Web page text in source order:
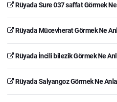
Rüyada Sure 037 saffat Görmek
Rüyada Mücevherat Görmek Ne
Rüyada İncili bilezik Görmek Ne
Rüyada Salyangoz Görmek Ne